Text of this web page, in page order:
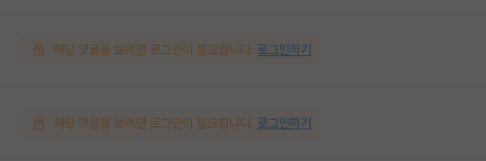
해당 댓글을 보려면 로그인이 필요합니다. 로그인하기
해당 댓글을 보려면 로그인이 필요합니다. 로그인하기